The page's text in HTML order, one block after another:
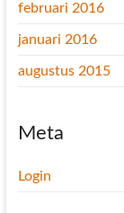
februari 2016
januari 2016
augustus 2015
Meta
Login